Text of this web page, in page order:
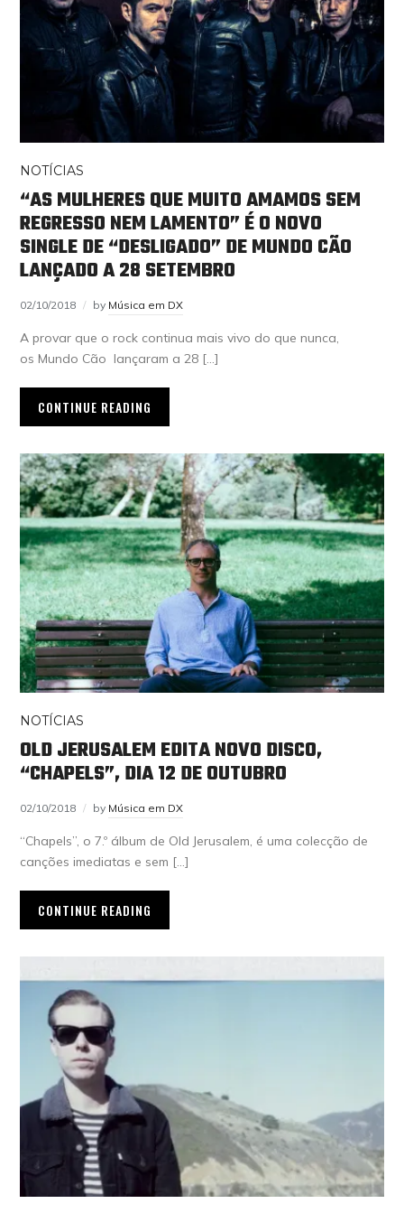
NOTÍCIAS
“AS MULHERES QUE MUITO AMAMOS SEM
REGRESSO NEM LAMENTO” É O NOVO
SINGLE DE “DESLIGADO” DE MUNDO CÃO
LANÇADO A 28 SETEMBRO
02/10/2018 by Música em DX
A provar que o rock continua mais vivo do que nunca,
os Mundo Cão lançaram a 28 […]
CONTINUE READING
NOTÍCIAS
OLD JERUSALEM EDITA NOVO DISCO,
“CHAPELS”, DIA 12 DE OUTUBRO
02/10/2018 by Música em DX
“Chapels”, o 7.º álbum de Old Jerusalem, é uma colecção de
canções imediatas e sem […]
CONTINUE READING